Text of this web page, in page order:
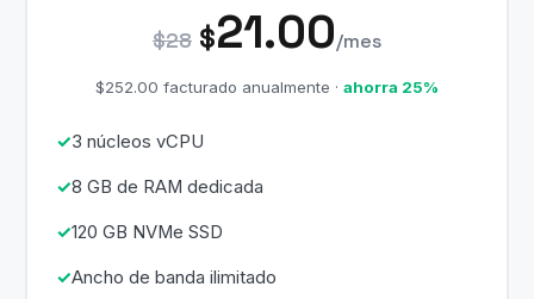
$28 $21.00/mes
$252.00 facturado anualmente · ahorra 25%
3 núcleos vCPU
8 GB de RAM dedicada
120 GB NVMe SSD
Ancho de banda ilimitado